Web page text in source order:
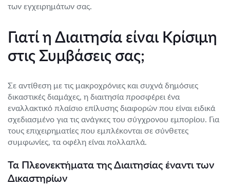
των εγχειρημάτων σας.
Γιατί η Διαιτησία είναι Κρίσιμη
στις Συμβάσεις σας;
Σε αντίθεση με τις μακροχρόνιες και συχνά δημόσιες
δικαστικές διαμάχες, η διαιτησία προσφέρει ένα
εναλλακτικό πλαίσιο επίλυσης διαφορών που είναι ειδικά
σχεδιασμένο για τις ανάγκες του σύγχρονου εμπορίου. Για
τους επιχειρηματίες που εμπλέκονται σε σύνθετες
συμφωνίες, τα οφέλη είναι πολλαπλά.
Τα Πλεονεκτήματα της Διαιτησίας έναντι των
Δικαστηρίων